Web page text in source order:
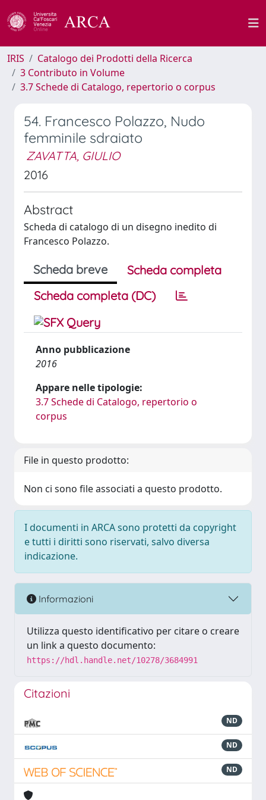
IRIS
Catalogo dei Prodotti della Ricerca
3 Contributo in Volume
3.7 Schede di Catalogo, repertorio o corpus
54. Francesco Polazzo, Nudo
femminile sdraiato
ZAVATTA, GIULIO
2016
Abstract
Scheda di catalogo di un disegno inedito di
Francesco Polazzo.
Scheda breve
Scheda completa
Scheda completa (DC)
Anno pubblicazione
2016
Appare nelle tipologie:
3.7 Schede di Catalogo, repertorio o
corpus
File in questo prodotto:
Non ci sono file associati a questo prodotto.
I documenti in ARCA sono protetti da copyright
e tutti i diritti sono riservati, salvo diversa
indicazione.
Informazioni
Utilizza questo identificativo per citare o creare
un link a questo documento:
https://hdl.handle.net/10278/3684991
Citazioni
ND
ND
ND